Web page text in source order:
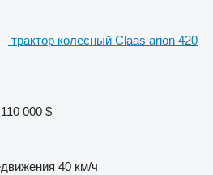
трактор колесный Claas arion 420
000 $
40 км/ч